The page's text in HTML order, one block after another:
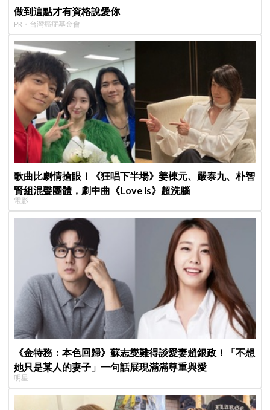
做到這點才有資格說愛你
PR・台灣癌症基金會
歌曲比劇情搶眼！《狂唱下半場》姜棟元、嚴泰九、朴智
賢組混聲團體，劇中曲《Love Is》超洗腦
電影
《金特務：本色回歸》蘇志燮難得談愛妻趙銀政！「不想
她只是某人的妻子」一句話展現滿滿尊重與愛
明星